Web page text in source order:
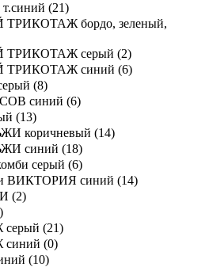
(21)
бордо, зеленый,
ТРИКОТАЖ серый (2)
ТРИКОТАЖ синий (6)
(8)
синий (6)
(13)
коричневый (14)
синий (18)
серый (6)
ВИКТОРИЯ синий (14)
(2)
)
(21)
синий (0)
(10)